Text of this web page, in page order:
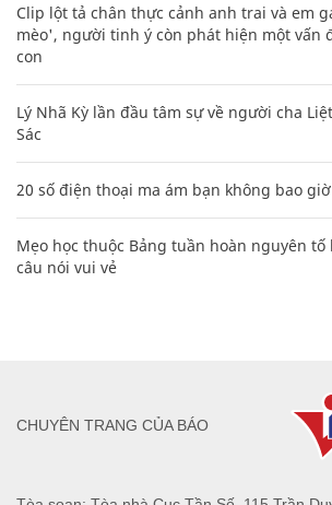
Clip lột tả chân thực cảnh anh trai và em
mèo', người tinh ý còn phát hiện một vấn
con
Lý Nhã Kỳ lần đầu tâm sự về người cha
Sác
20 số điện thoại ma ám bạn không bao
Mẹo học thuộc Bảng tuần hoàn nguyên
câu nói vui vẻ
CHUYÊN TRANG CỦA BÁO